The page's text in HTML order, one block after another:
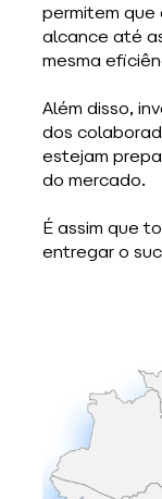
permitem que
alcance até
mesma
Além disso,
dos
estejam
do mercado.
É assim que
entregar o